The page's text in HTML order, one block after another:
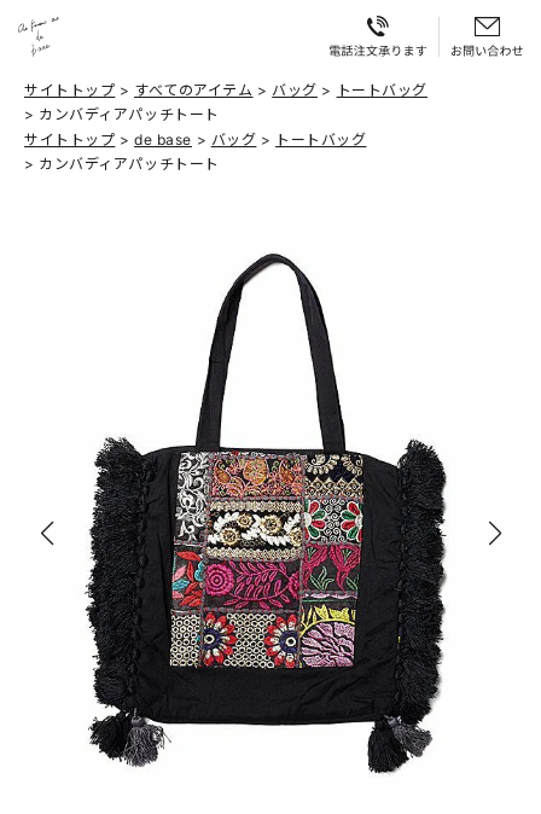
サイトトップ すべてのアイテム バッグ
トートバッグ
カンバディアパッチトート
サイトトップ
de base バッグ
トートバッグ
カンバディアパッチトート